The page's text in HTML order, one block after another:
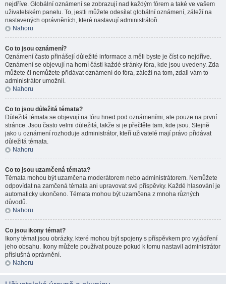
nejdříve. Globální oznámení se zobrazují nad každým fórem a také ve vašem
uživatelském panelu. To, jestli můžete odesílat globální oznámení, záleží na
nastavených oprávněních, které nastavují administrátoři.
Nahoru
Co to jsou oznámení?
Oznámení často přinášejí důležité informace a měli byste je číst co nejdříve.
Oznámení se objevují na horní části každé stránky fóra, kde jsou uvedeny. Zda
můžete či nemůžete přidávat oznámení do fóra, záleží na tom, zdali vám to
administrátor umožnil.
Nahoru
Co to jsou důležitá témata?
Důležitá témata se objevují na fóru hned pod oznámeními, ale pouze na první
stránce. Jsou často velmi důležitá, takže si je přečtěte tam, kde jsou. Stejně
jako u oznámení rozhoduje administrátor, kteří uživatelé mají právo přidávat
důležitá témata.
Nahoru
Co to jsou uzamčená témata?
Témata mohou být uzamčena moderátorem nebo administrátorem. Nemůžete
odpovídat na zamčená témata ani upravovat své příspěvky. Každé hlasování je
automaticky ukončeno. Témata mohou být uzamčena z mnoha různých
důvodů.
Nahoru
Co jsou ikony témat?
Ikony témat jsou obrázky, které mohou být spojeny s příspěvkem pro vyjádření
jeho obsahu. Ikony můžete používat pouze pokud k tomu nastavil administrátor
příslušná oprávnění.
Nahoru